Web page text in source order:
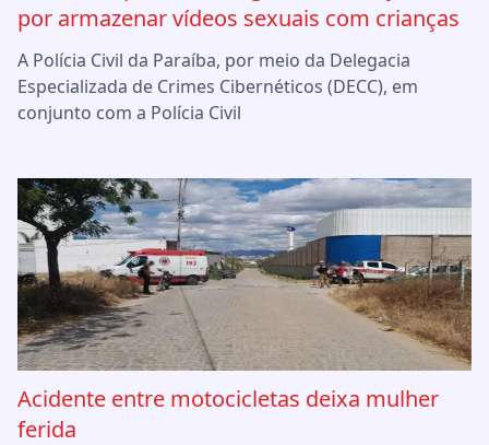
por armazenar vídeos sexuais com crianças
A Polícia Civil da Paraíba, por meio da Delegacia
Especializada de Crimes Cibernéticos (DECC), em
conjunto com a Polícia Civil
Acidente entre motocicletas deixa mulher
ferida